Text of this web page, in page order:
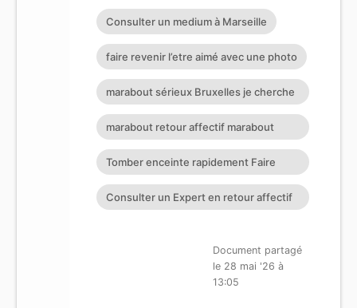
Consulter un medium à Marseille
faire revenir l’etre aimé avec une photo
marabout sérieux Bruxelles je cherche
un puissant marabout
marabout retour affectif marabout
africain suisse
Tomber enceinte rapidement Faire
revenir son ex Retour affectif
Consulter un Expert en retour affectif
Document partagé
le 28 mai '26 à
13:05